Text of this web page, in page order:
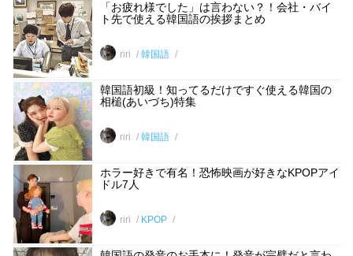
「お疲れ様でした」は言わない？！会社・バイ
ト先で使える韓国語の挨拶まとめ
riri 韓国語
韓国語初級！知ってるだけですぐ使える韓国の
相槌(あいづち)特集
riri 韓国語
ホラー好きで有名！恐怖映画が好きなKPOPアイ
ドル7人
riri KPOP